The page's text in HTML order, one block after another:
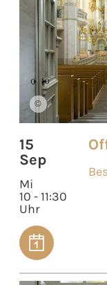
©
15
Sep
Mi
10 - 11:30
Uhr